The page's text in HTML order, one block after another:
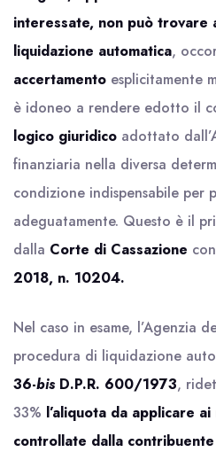
interessate, non può trovare
liquidazione automatica,
accertamento esplicitamente
è idoneo a rendere edotto il
logico giuridico adottato
finanziaria nella diversa
condizione indispensabile per
adeguatamente. Questo è il
dalla Corte di Cassazione con
2018, n. 10204.
Nel caso in esame, l’Agenzia
procedura di liquidazione
36-bis D.P.R. 600/1973,
33% l’aliquota da applicare
controllate dalla